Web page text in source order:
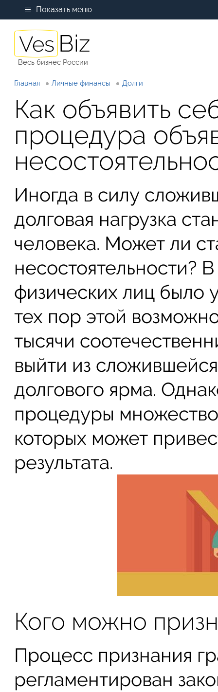
Показать меню
Весь бизнес России
Главная Личные финансы Долги
Как объявить
процедура
Иногда в силу
долговая нагрузка
человека. Может ли
несостоятельности?
физических лиц было
тех пор этой
тысячи
выйти из
долгового ярма.
процедуры
которых может
результата.
Кого можно
Процесс признания
регламентирован